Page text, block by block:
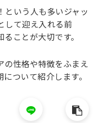
という人も多いジャッ
して迎え入れる前
ことが大切です。
の性格や特徴をふまえ
ついて紹介します。